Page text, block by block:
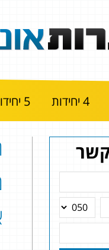
4 יחידות 5 יחידות
קשר